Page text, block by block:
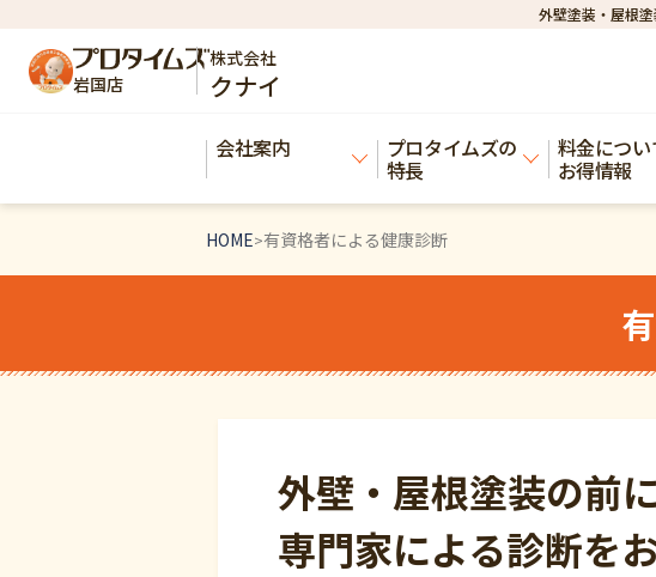
外壁塗装・屋根
岩国店
株式会社
クナイ
会社案内 プロタイムズの
特長
料金につい
お得情報
HOME>有資格者による健康診断
外壁・屋根塗装の前
専門家による診断を